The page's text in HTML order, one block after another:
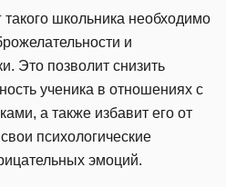
школьника необходимо
и
Это позволит снизить
ученика в отношениях с
а также избавит его от
психологические
эмоций.